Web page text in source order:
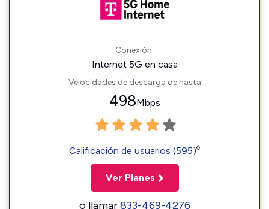
Conexión:
Internet 5G en casa
Velocidades de descarga de hasta
498Mbps
Calificación de usuarios (595)◊
Ver Planes
o llamar833-469-4276